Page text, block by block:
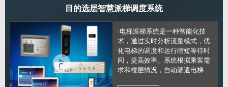
目的选层智慧派梯调度系统
·电梯派梯系统是一种智能化技
术，通过实时分析流量模式，优
化电梯的调度和运行缩短等待时
间，提高效率。系统根据乘客需
求和楼层情况，自动派遣电梯，